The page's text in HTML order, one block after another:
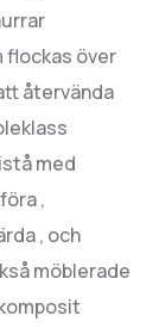
flockas över
återvända
med
,
, och
möblerade